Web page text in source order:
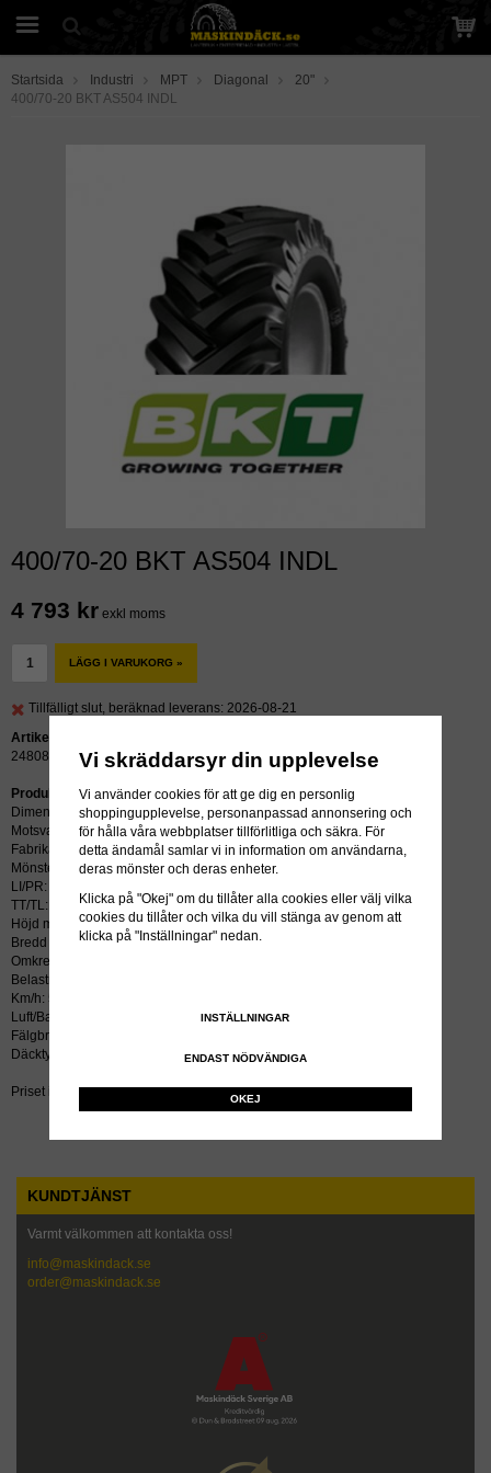
Startsida Industri MPT Diagonal
20"
400/70-20 BKT AS504 INDL
400/70-20 BKT AS504 INDL
4 793 kr exkl moms
LÄGG I VARUKORG »
Tillfälligt slut, beräknad leverans: 2026-08-21
Artikelnummer:
24808
Produktbeskrivning:
Dimension: 400/70-20
Motsvarar: 405/70-20
Fabrikat: BKT
Mönster: AS504 INDL
LI/PR: 14 / 150B
TT/TL: TL (slang krävs ej)
Höjd mm: 1090
Bredd mm: 404
Omkrets mm: 2850
Belastning kg: 3350
Km/h: 50
Luft/Bar: 3.5
Fälgbredd tum: 13
Däcktyp: diagonal
Priset inkluderar återvinningsavgift!
KUNDTJÄNST
Varmt välkommen att kontakta oss!
info@maskindack.se
order@maskindack.se
Vi skräddarsyr din upplevelse
Vi använder cookies för att ge dig en personlig
shoppingupplevelse, personanpassad annonsering och
för hålla våra webbplatser tillförlitliga och säkra. För
detta ändamål samlar vi in information om användarna,
deras mönster och deras enheter.
Klicka på "Okej" om du tillåter alla cookies eller välj vilka
cookies du tillåter och vilka du vill stänga av genom att
klicka på "Inställningar" nedan.
INSTÄLLNINGAR
ENDAST NÖDVÄNDIGA
OKEJ